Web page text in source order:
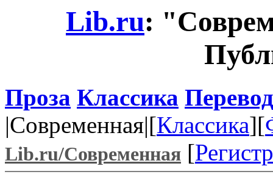
Lib.ru:
Проза Классика
|Современная|[Классика][
Lib.ru/Современная [